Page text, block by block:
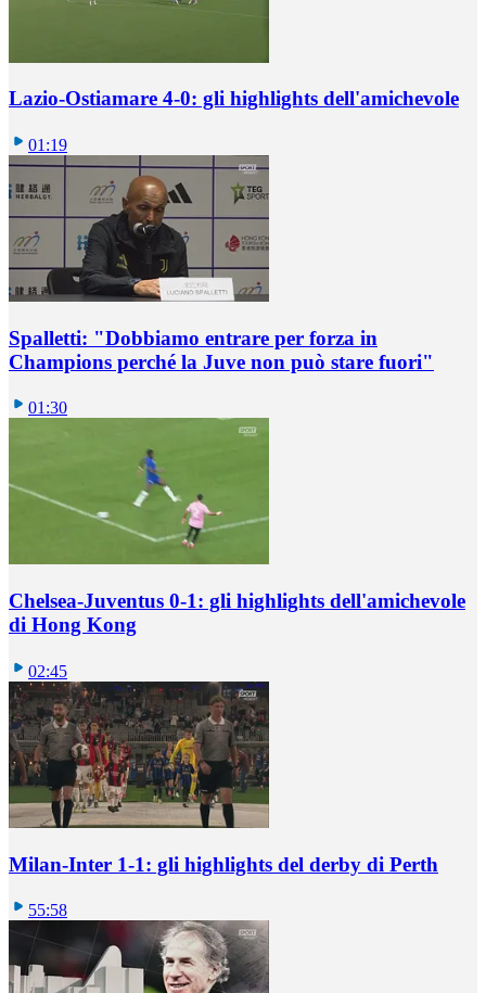
Lazio-Ostiamare 4-0: gli highlights dell'amichevole
01:19
Spalletti: "Dobbiamo entrare per forza in
Champions perché la Juve non può stare fuori"
01:30
Chelsea-Juventus 0-1: gli highlights dell'amichevole
di Hong Kong
02:45
Milan-Inter 1-1: gli highlights del derby di Perth
55:58